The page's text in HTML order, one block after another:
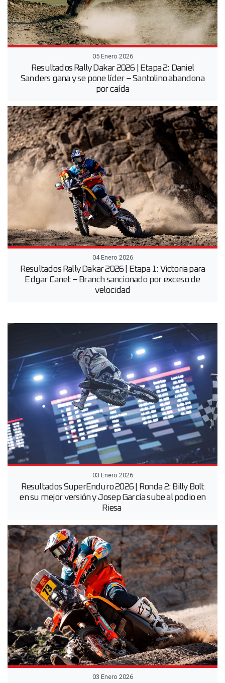
05 Enero 2026
Resultados Rally Dakar 2026 | Etapa 2: Daniel
Sanders gana y se pone líder – Santolino abandona
por caída
04 Enero 2026
Resultados Rally Dakar 2026 | Etapa 1: Victoria para
Edgar Canet – Branch sancionado por exceso de
velocidad
03 Enero 2026
Resultados SuperEnduro 2026 | Ronda 2: Billy Bolt
en su mejor versión y Josep García sube al podio en
Riesa
03 Enero 2026